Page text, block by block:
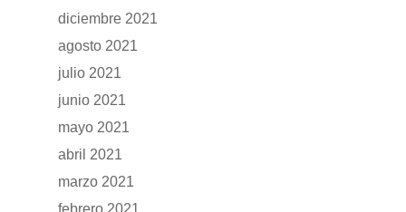
diciembre 2021
agosto 2021
julio 2021
junio 2021
mayo 2021
abril 2021
marzo 2021
febrero 2021